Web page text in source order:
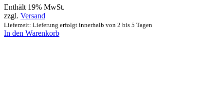
Enthält 19% MwSt.
zzgl. Versand
Lieferzeit: Lieferung erfolgt innerhalb von 2 bis 5 Tagen
In den Warenkorb